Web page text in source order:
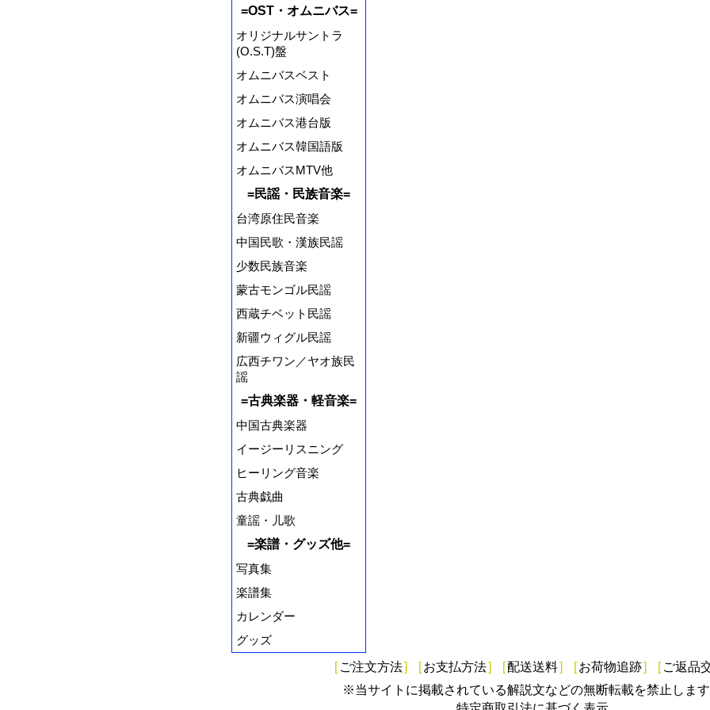
=OST・オムニバス=
オリジナルサントラ
(O.S.T)盤
オムニバスベスト
オムニバス演唱会
オムニバス港台版
オムニバス韓国語版
オムニバスMTV他
=民謡・民族音楽=
台湾原住民音楽
中国民歌・漢族民謡
少数民族音楽
蒙古モンゴル民謡
西蔵チベット民謡
新疆ウィグル民謡
広西チワン／ヤオ族民
謡
=古典楽器・軽音楽=
中国古典楽器
イージーリスニング
ヒーリング音楽
古典戯曲
童謡・儿歌
=楽譜・グッズ他=
写真集
楽譜集
カレンダー
グッズ
[ ご注文方法] [お支払方法] [配送送料] [お荷物追跡] [ ご返品
※当サイトに掲載されている解説文などの無断転載を禁止します